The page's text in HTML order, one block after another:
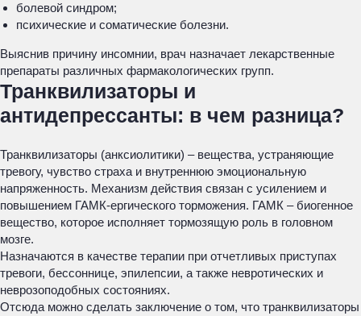
болевой синдром;
психические и соматические болезни.
Выяснив причину инсомнии, врач назначает лекарственные
препараты различных фармакологических групп.
Транквилизаторы и
антидепрессанты: в чем разница?
Транквилизаторы (анксиолитики) – вещества, устраняющие
тревогу, чувство страха и внутреннюю эмоциональную
напряженность. Механизм действия связан с усилением и
повышением ГАМК-ергического торможения. ГАМК – биогенное
вещество, которое исполняет тормозящую роль в головном
мозге.
Назначаются в качестве терапии при отчетливых приступах
тревоги, бессоннице, эпилепсии, а также невротических и
неврозоподобных состояниях.
Отсюда можно сделать заключение о том, что транквилизаторы